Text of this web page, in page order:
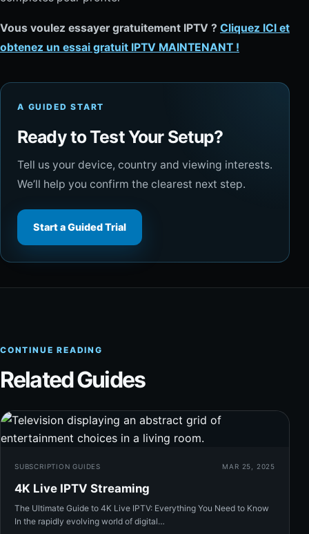
Vous voulez essayer gratuitement IPTV ? Cliquez ICI et
obtenez un essai gratuit IPTV MAINTENANT !
A GUIDED START
Ready to Test Your Setup?
Tell us your device, country and viewing interests.
We’ll help you confirm the clearest next step.
Start a Guided Trial
CONTINUE READING
Related Guides
SUBSCRIPTION GUIDES MAR 25, 2025
4K Live IPTV Streaming
The Ultimate Guide to 4K Live IPTV: Everything You Need to Know
In the rapidly evolving world of digital…